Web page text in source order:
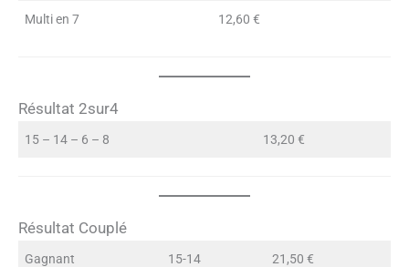
Multi en 7 12,60 €
Résultat 2sur4
15 – 14 – 6 – 8 13,20 €
Résultat Couplé
Gagnant 15-14 21,50 €